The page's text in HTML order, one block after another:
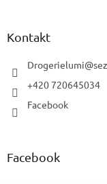
Kontakt
Drogerielumi@
+420 720645034
Facebook
Facebook